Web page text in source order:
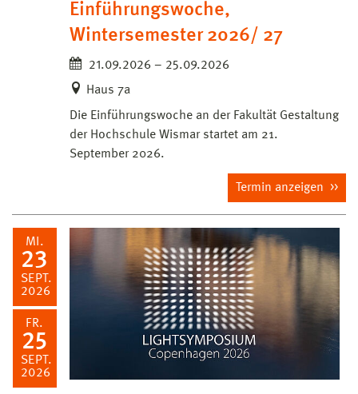
Einführungswoche,
Wintersemester 2026/ 27
21.09.2026 – 25.09.2026
Haus 7a
Die Einführungswoche an der Fakultät Gestaltung
der Hochschule Wismar startet am 21.
September 2026.
Termin anzeigen
MI.
23
SEPT.
2026
FR.
25
SEPT.
2026